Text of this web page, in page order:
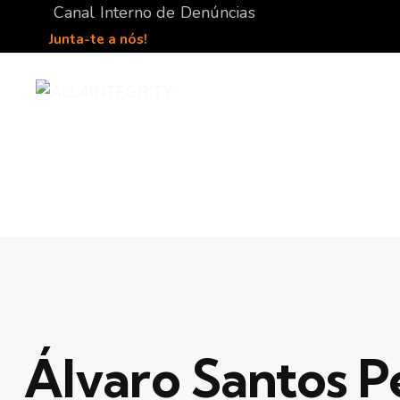
Canal Interno de Denúncias
Junta-te a nós!
Álvaro Santos